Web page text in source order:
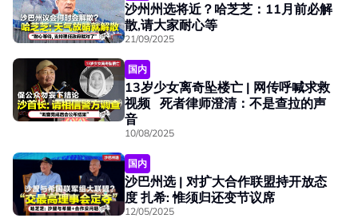
沙州州选将近？哈芝芝：11月前必解
散,请大家耐心等
21/09/2025
国内
13岁少女离奇坠楼亡 | 网传呼喊求救
视频 死者律师澄清：不是查拉的声
音
10/08/2025
国内
沙巴州选 | 对扩大合作联盟持开放态
度 扎希: 惟须归还变节议席
12/05/2025